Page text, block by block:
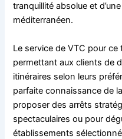
tranquillité absolue et
méditerranéen.
Le service de VTC pour
permettant aux clients de
itinéraires selon leurs
parfaite connaissance de
proposer des arrêts
spectaculaires ou pour
établissements